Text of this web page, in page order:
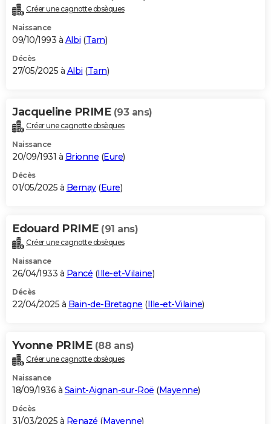
Créer une cagnotte obsèques
Naissance
09/10/1993 à Albi (Tarn)
Décès
27/05/2025 à Albi (Tarn)
Jacqueline PRIME (93 ans)
Créer une cagnotte obsèques
Naissance
20/09/1931 à Brionne (Eure)
Décès
01/05/2025 à Bernay(Eure)
Edouard PRIME (91 ans)
Créer une cagnotte obsèques
Naissance
26/04/1933 à Pancé (Ille-et-Vilaine)
Décès
22/04/2025 à Bain-de-Bretagne (Ille-et-Vilaine)
Yvonne PRIME (88 ans)
Créer une cagnotte obsèques
Naissance
18/09/1936 à Saint-Aignan-sur-Roë (Mayenne)
Décès
31/03/2025 à Renazé (Mayenne)